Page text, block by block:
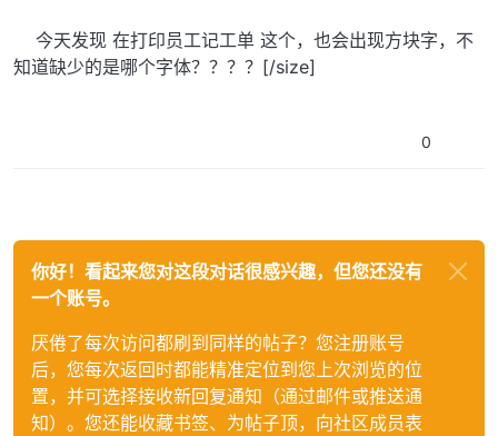
今天发现 在打印员工记工单 这个，也会出现方块字，不
知道缺少的是哪个字体？？？？[/size]
0
你好！看起来您对这段对话很感兴趣，但您还没有
一个账号。
厌倦了每次访问都刷到同样的帖子？您注册账号
后，您每次返回时都能精准定位到您上次浏览的位
置，并可选择接收新回复通知（通过邮件或推送通
知）。您还能收藏书签、为帖子顶，向社区成员表